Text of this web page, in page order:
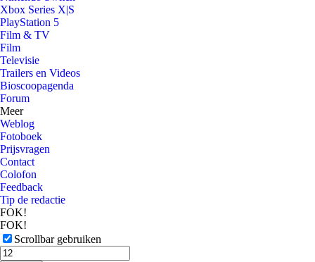
Xbox Series X|S
PlayStation 5
Film & TV
Film
Televisie
Trailers en Videos
Bioscoopagenda
Forum
Meer
Weblog
Fotoboek
Prijsvragen
Contact
Colofon
Feedback
Tip de redactie
FOK!
FOK!
Scrollbar gebruiken